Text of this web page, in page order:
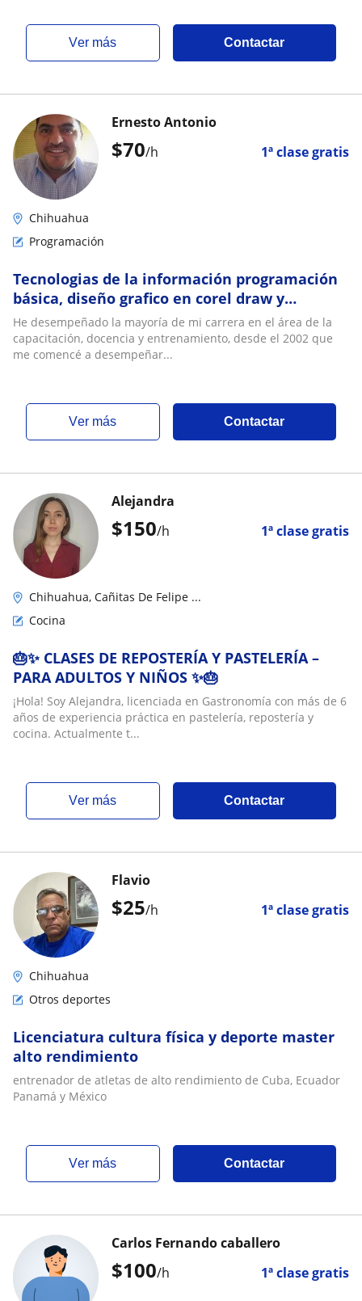
ver más Contactar
$70/h 1ª clase gratis
Ernesto Antonio
Chihuahua
Programación
Tecnologias de la información programación
básica, diseño grafico en corel draw y
photoshop
He desempeñado la mayoría de mi carrera en el área de la
capacitación, docencia y entrenamiento, desde el 2002 que
me comencé a desempeñar...
ver más Contactar
$150/h 1ª clase gratis
Alejandra
Chihuahua, Cañitas De Felipe ...
Cocina
🎂✨ CLASES DE REPOSTERÍA Y PASTELERÍA –
PARA ADULTOS Y NIÑOS ✨🎂
¡Hola! Soy Alejandra, licenciada en Gastronomía con más de 6
años de experiencia práctica en pastelería, repostería y
cocina. Actualmente t...
ver más Contactar
$25/h 1ª clase gratis
Flavio
Chihuahua
Otros deportes
Licenciatura cultura física y deporte master
alto rendimiento
entrenador de atletas de alto rendimiento de Cuba, Ecuador
Panamá y México
ver más Contactar
$100/h 1ª clase gratis
Carlos Fernando caballero